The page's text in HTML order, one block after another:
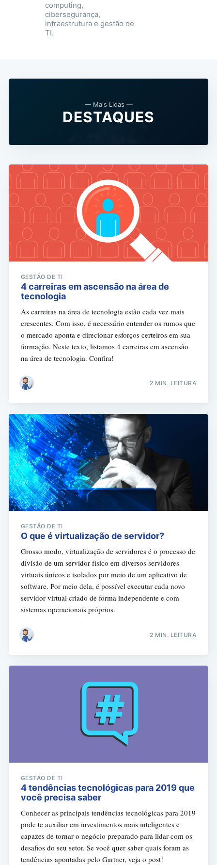
computing,
cibersegurança,
infraestrutura e gestão de
TI.
— Mais Lidas —
DESTAQUES
GESTÃO DE TI
4 carreiras em ascensão na área de
tecnologia
As carreiras na área de tecnologia estão cada vez mais
crescentes. Com isso, é necessário entender os rumos que
o mercado aponta e direcionar esforços certeiros em sua
formação. Neste texto, listamos 4 carreiras em ascensão
na área de tecnologia. Confira!
2 MIN. LEITURA
GESTÃO DE TI
O que é virtualização de servidor?
Grosso modo, virtualização de servidores é o processo de
divisão de um servidor físico em diversos servidores
virtuais únicos e isolados por meio de um aplicativo de
software. Por meio dela, é possível executar cada novo
servidor virtual criado de forma independente e com
sistemas operacionais próprios.
2 MIN. LEITURA
GESTÃO DE TI
4 tendências tecnológicas para 2019 que
você precisa saber
Conhecer as principais tendências tecnológicas para 2019
pode te auxiliar em investimentos mais inteligentes e
capazes de tornar o negócio preparado para lidar com os
desafios do seu setor. Se você quer saber quais foram as
tendências apontadas pelo Gartner, veja o post!